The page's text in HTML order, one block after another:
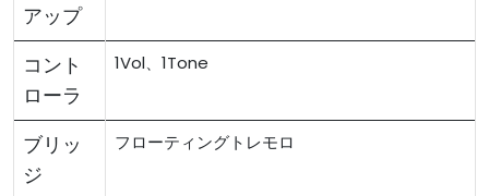
アップ
コント
ローラ
1Vol、1Tone
ブリッ
ジ
フローティングトレモロ